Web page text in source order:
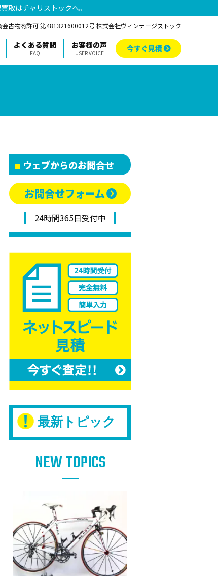
取はチャリストックへ。
会古物商許可 第481321600012号 株式会社ヴィンテージストック
よくある質問
FAQ
お客様の声
USER VOICE 今すぐ見積
Pinterest
ウェブからのお問合せ
お問合せフォーム
24時間365日受付中
最新トピック
NEW TOPICS